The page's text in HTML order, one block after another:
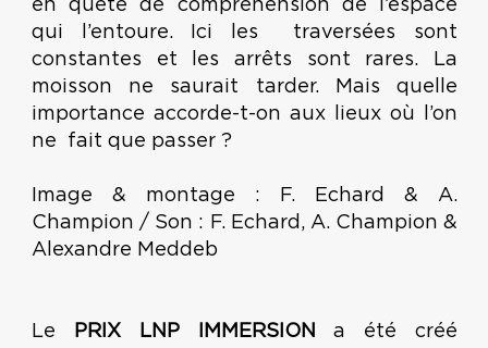
en quête de compréhension de l’espace
qui l’entoure. Ici les traversées sont
constantes et les arrêts sont rares. La
moisson ne saurait tarder. Mais quelle
importance accorde-t-on aux lieux où l’on
ne fait que passer ?
Image & montage : F. Echard & A.
Champion / Son : F. Echard, A. Champion &
Alexandre Meddeb
Le PRIX LNP IMMERSION
a été créé